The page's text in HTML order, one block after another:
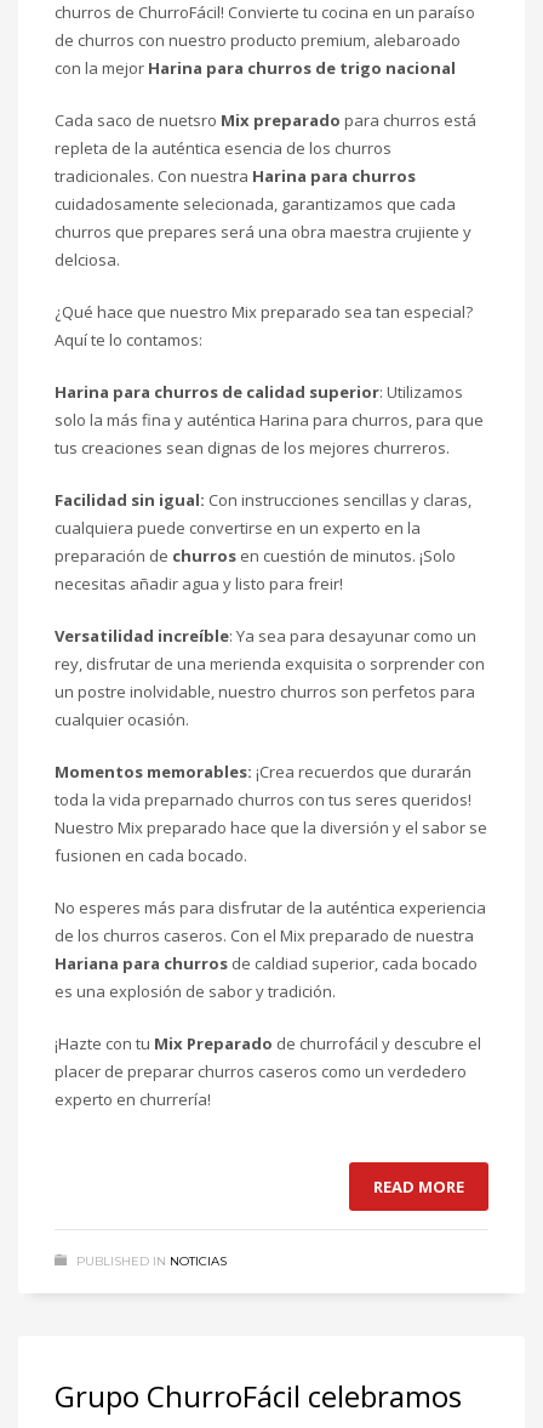
churros de ChurroFácil! Convierte tu cocina en un paraíso
de churros con nuestro producto premium, alebaroado
con la mejor Harina para churros de trigo nacional
Cada saco de nuetsro Mix preparado para churros está
repleta de la auténtica esencia de los churros
tradicionales. Con nuestra Harina para churros
cuidadosamente selecionada, garantizamos que cada
churros que prepares será una obra maestra crujiente y
delciosa.
¿Qué hace que nuestro Mix preparado sea tan especial?
Aquí te lo contamos:
Harina para churros de calidad superior: Utilizamos
solo la más fina y auténtica Harina para churros, para que
tus creaciones sean dignas de los mejores churreros.
Facilidad sin igual: Con instrucciones sencillas y claras,
cualquiera puede convertirse en un experto en la
preparación de churros en cuestión de minutos. ¡Solo
necesitas añadir agua y listo para freir!
Versatilidad increíble: Ya sea para desayunar como un
rey, disfrutar de una merienda exquisita o sorprender con
un postre inolvidable, nuestro churros son perfetos para
cualquier ocasión.
Momentos memorables: ¡Crea recuerdos que durarán
toda la vida preparnado churros con tus seres queridos!
Nuestro Mix preparado hace que la diversión y el sabor se
fusionen en cada bocado.
No esperes más para disfrutar de la auténtica experiencia
de los churros caseros. Con el Mix preparado de nuestra
Hariana para churros de caldiad superior, cada bocado
es una explosión de sabor y tradición.
¡Hazte con tu Mix Preparado de churrofácil y descubre el
placer de preparar churros caseros como un verdedero
experto en churrería!
READ MORE
PUBLISHED IN NOTICIAS
Grupo ChurroFácil celebramos